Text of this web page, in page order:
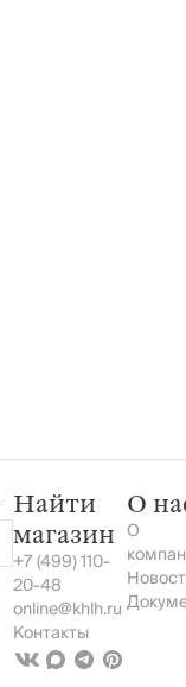
Найти
магазин
+7 (499) 110-
20-48
online@khlh.ru
Контакты
О
О